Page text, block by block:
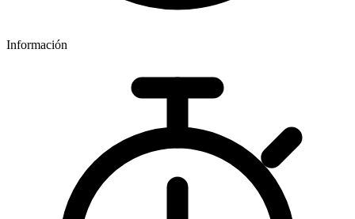
Información